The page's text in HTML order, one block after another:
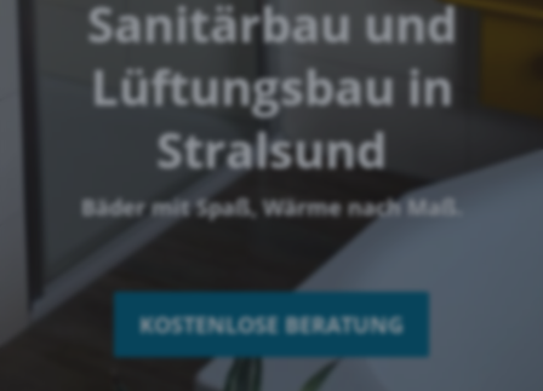
Sanitärbau und
Lüftungsbau in
Stralsund
Bäder mit Spaß, Wärme nach Maß.
KOSTENLOSE BERATUNG